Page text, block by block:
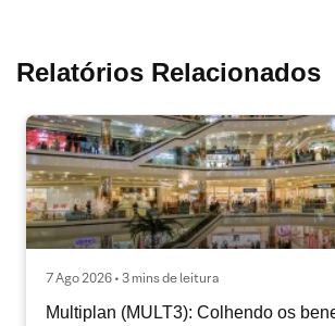
Relatórios Relacionados
7 Ago 2026 • 3 mins de leitura
Multiplan (MULT3): Colhendo os